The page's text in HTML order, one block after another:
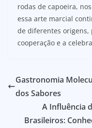
rodas de capoeira,
essa arte marcial
de diferentes origens,
cooperação e a
Gastronomia
dos Sabores
A Influência
Brasileiros: